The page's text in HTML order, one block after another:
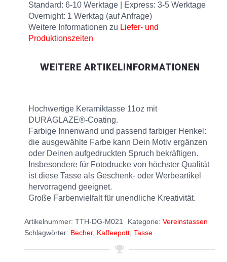
Standard: 6-10 Werktage | Express: 3-5 Werktage
Overnight: 1 Werktag (auf Anfrage)
Weitere Informationen zu Liefer- und
Produktionszeiten
WEITERE ARTIKELINFORMATIONEN
Hochwertige Keramiktasse 11oz mit
DURAGLAZE®-Coating.
Farbige Innenwand und passend farbiger Henkel:
die ausgewählte Farbe kann Dein Motiv ergänzen
oder Deinen aufgedruckten Spruch bekräftigen.
Insbesondere für Fotodrucke von höchster Qualität
ist diese Tasse als Geschenk- oder Werbeartikel
hervorragend geeignet.
Große Farbenvielfalt für unendliche Kreativität.
Artikelnummer: TTH-DG-M021 Kategorie: Vereinstassen
Schlagwörter: Becher, Kaffeepott Tasse